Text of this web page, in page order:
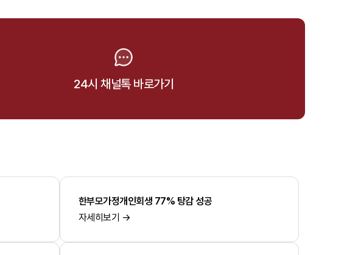
24시 채널톡 바로가기
한부모가정개인회생 77% 탕감 성공
자세히보기 →